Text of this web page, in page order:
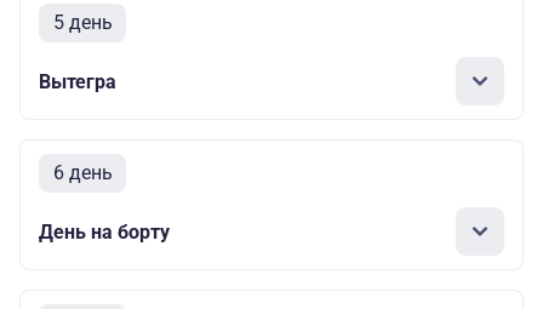
5 день
Вытегра
6 день
День на борту